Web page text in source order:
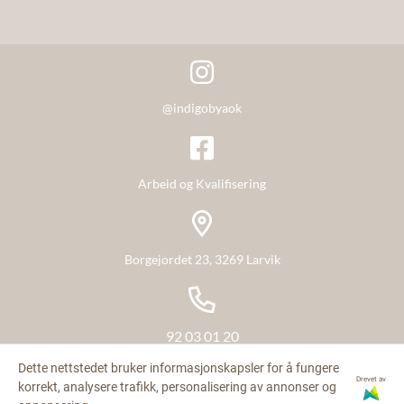
er flotte produkter, gode tjenester og en innholdsrik og sosial
møteplass for våre arbeidstakere.
@indigobyaok
Arbeid og Kvalifisering
Borgejordet 23, 3269 Larvik
92 03 01 20
Dette nettstedet bruker informasjonskapsler for å fungere
korrekt, analysere trafikk, personalisering av annonser og
Drevet av